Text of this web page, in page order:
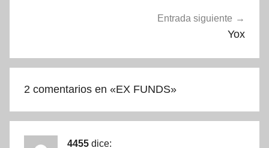
Entrada siguiente
Yox
2 comentarios en «EX FUNDS»
4455 dice: